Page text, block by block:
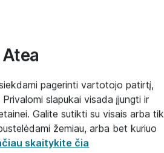
pagerinti vartotojo patirtį,
slapukai visada įjungti ir
Galite sutikti su visais arba tik
žemiau, arba bet kuriuo
skaitykite čia